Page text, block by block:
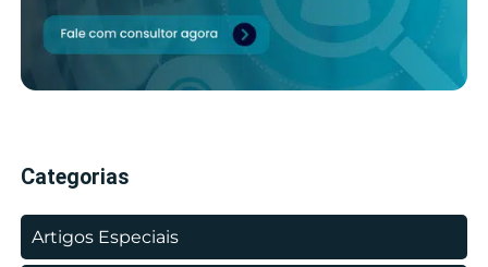
Categorias
Artigos Especiais